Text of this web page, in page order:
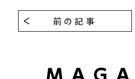
前の記事